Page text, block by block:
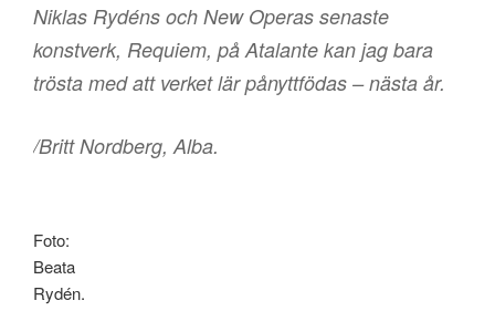
Niklas Rydéns och New Operas senaste
konstverk, Requiem, på Atalante kan jag bara
trösta med att verket lär pånyttfödas – nästa år.
/Britt Nordberg, Alba.
Foto:
Beata
Rydén.